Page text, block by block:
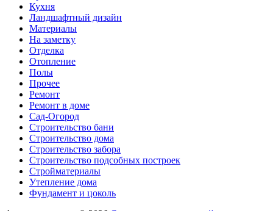
Кухня
Ландшафтный дизайн
Материалы
На заметку
Отделка
Отопление
Полы
Прочее
Ремонт
Ремонт в доме
Сад-Огород
Строительство бани
Строительство дома
Строительство забора
Строительство подсобных построек
Стройматериалы
Утепление дома
Фундамент и цоколь